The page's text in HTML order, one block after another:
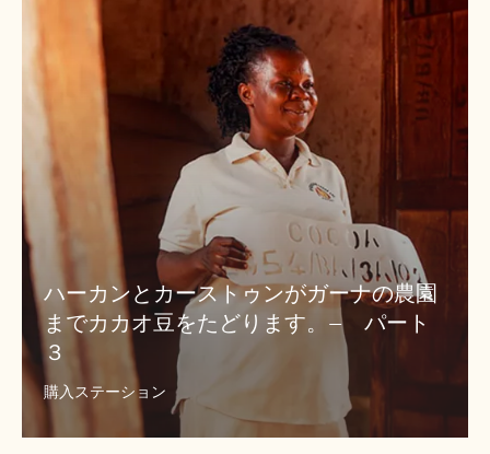
り
ま
す。–
ー
ト
２
ハーカンとカーストゥンがガーナの農園
までカカオ豆をたどります。– パート
３
購入ステーション
ス
が
ガ
ナ
の
農
ま
カ